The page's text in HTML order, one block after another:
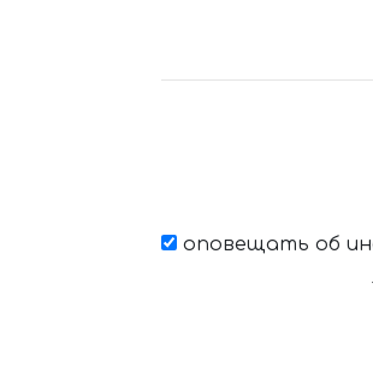
оповещать об